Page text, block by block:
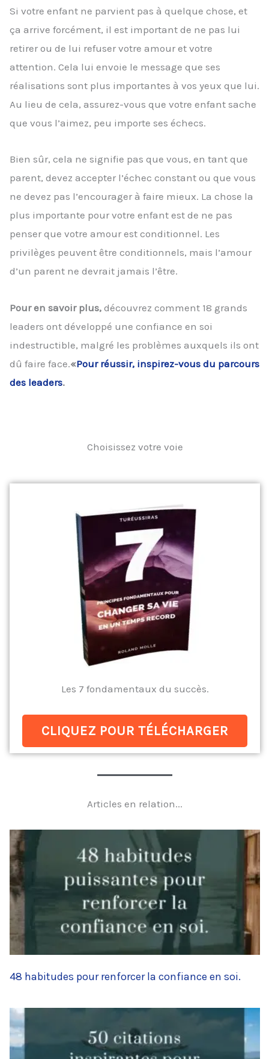
Si votre enfant ne parvient pas à quelque chose, et
ça arrive forcément, il est important de ne pas lui
retirer ou de lui refuser votre amour et votre
attention. Cela lui envoie le message que ses
réalisations sont plus importantes à vos yeux que lui.
Au lieu de cela, assurez-vous que votre enfant sache
que vous l’aimez, peu importe ses échecs.
Bien sûr, cela ne signifie pas que vous, en tant que
parent, devez accepter l’échec constant ou que vous
ne devez pas l’encourager à faire mieux. La chose la
plus importante pour votre enfant est de ne pas
penser que votre amour est conditionnel. Les
privilèges peuvent être conditionnels, mais l’amour
d’un parent ne devrait jamais l’être.
Pour en savoir plus, découvrez comment 18 grands
leaders ont développé une confiance en soi
indestructible, malgré les problèmes auxquels ils ont
dû faire face.«Pour réussir, inspirez-vous du parcours
des leaders.
Choisissez votre voie
Les 7 fondamentaux du succès.
CLIQUEZ POUR TÉLÉCHARGER
Articles en relation...
48 habitudes pour renforcer la confiance en soi.